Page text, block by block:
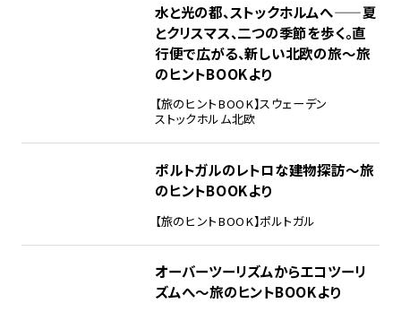
水と光の都、ストックホルムへ——夏
とクリスマス、二つの季節を歩く。直
行便で広がる、新しい北欧の旅～旅
のヒントBOOKより
【旅のヒントBOOK】スウェーデン
ストックホルム北欧
ポルトガルのレトロな建物探訪～旅
のヒントBOOKより
【旅のヒントBOOK】ポルトガル
オーバーツーリズムからエコツーリ
ズムへ～旅のヒントBOOKより